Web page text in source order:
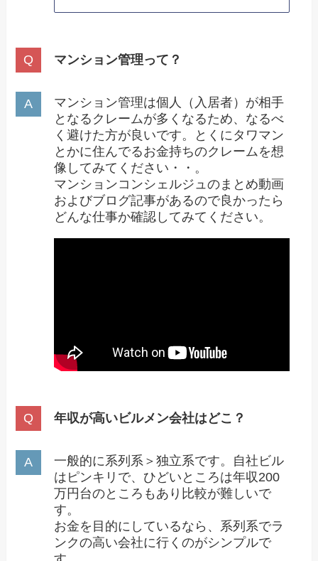
マンション管理って？
マンション管理は個人（入居者）が相手
となるクレームが多くなるため、なるべ
く避けた方が良いです。とくにタワマン
とかに住んでるお金持ちのクレームを想
像してみてください・・。
マンションコンシェルジュのまとめ動画
およびブログ記事があるので良かったら
どんな仕事か確認してみてください。
年収が高いビルメン会社はどこ？
一般的に系列系＞独立系です。自社ビル
はピンキリで、ひどいところは年収200
万円台のところもあり比較が難しいで
す。
お金を目的にしているなら、系列系でラ
ンクの高い会社に行くのがシンプルで